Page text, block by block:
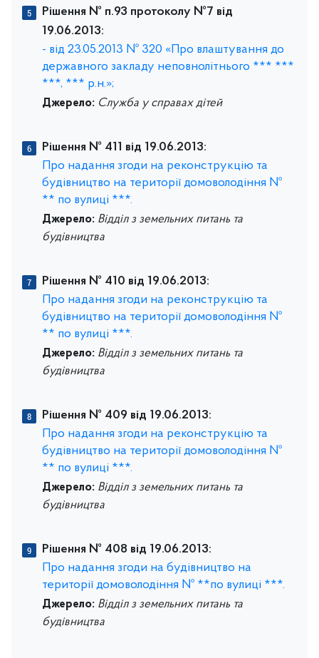
Рішення № п.93 протоколу №7 від
19.06.2013:
- від 23.05.2013 № 320 «Про влаштування до
державного закладу неповнолітнього *** ***
***, *** р.н.»;
Джерело: Служба у справах дітей
Рішення № 411 від 19.06.2013:
Про надання згоди на реконструкцію та
будівництво на території домоволодіння №
** по вулиці ***.
Джерело: Відділ з земельних питань та
будівництва
Рішення № 410 від 19.06.2013:
Про надання згоди на реконструкцію та
будівництво на території домоволодіння №
** по вулиці ***.
Джерело: Відділ з земельних питань та
будівництва
Рішення № 409 від 19.06.2013:
Про надання згоди на реконструкцію та
будівництво на території домоволодіння №
** по вулиці ***.
Джерело: Відділ з земельних питань та
будівництва
Рішення № 408 від 19.06.2013:
Про надання згоди на будівництво на
території домоволодіння № **по вулиці ***.
Джерело: Відділ з земельних питань та
будівництва